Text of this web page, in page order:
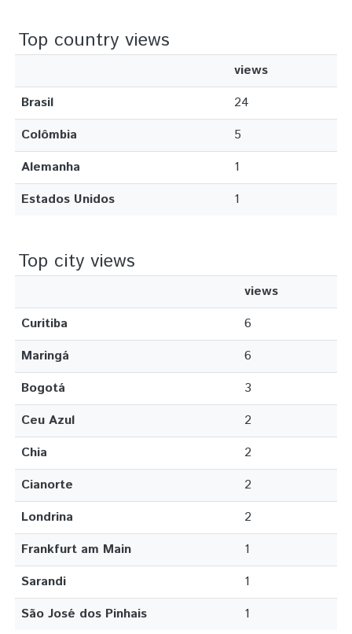
Top country views
views
Brasil
24
Colômbia
5
Alemanha
1
Estados Unidos
1
Top city views
views
Curitiba
6
Maringá
6
Bogotá
3
Ceu Azul
2
Chia
2
Cianorte
2
Londrina
2
Frankfurt am Main
1
Sarandi
1
São José dos Pinhais
1